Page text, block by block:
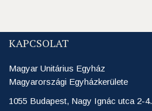
KAPCSOLAT
Magyar Unitárius Egyház
Magyarországi Egyházkerülete
1055 Budapest, Nagy Ignác utca 2-4.